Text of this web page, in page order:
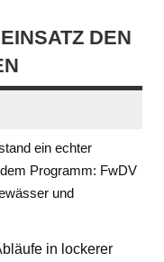
DEN
ein echter
Programm: FwDV
und
in lockerer